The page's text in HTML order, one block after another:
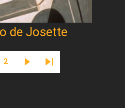
de Josette
actual
Página
2
Siguiente página
Última página